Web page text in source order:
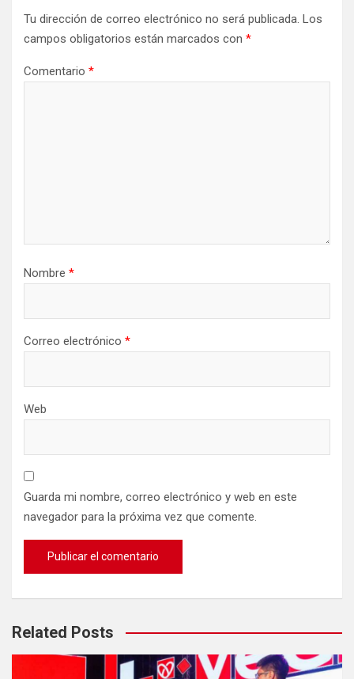
Tu dirección de correo electrónico no será publicada. Los
campos obligatorios están marcados con *
Comentario *
Nombre *
Correo electrónico *
Web
Guarda mi nombre, correo electrónico y web en este
navegador para la próxima vez que comente.
Related Posts